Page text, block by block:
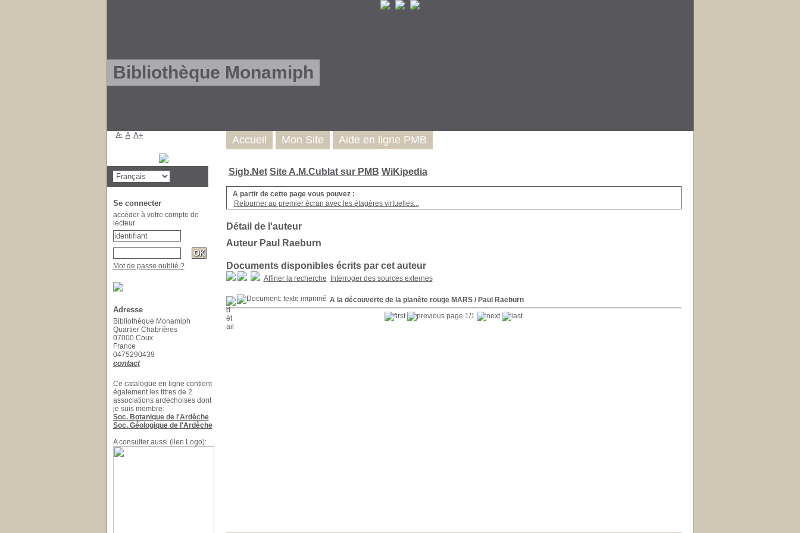
Bibliothèque Monamiph
Sigb.Net Site A.M.Cublat sur PMB WiKipedia
A partir de cette page vous pouvez :
Retourner au premier écran avec les étagères virtuelles...
Détail de l'auteur
Auteur Paul Raeburn
Documents disponibles écrits par cet auteur
Affiner la recherche Interroger des sources externes
A la découverte de la planète rouge MARS/ Paul Raeburn
page 1/1
Accueil Mon Site Aide en ligne PMB
A- A A+
Se connecter
accéder à votre compte de
lecteur
Mot de passe oublié ?
Adresse
Bibliothèque Monamiph
Quartier Chabrières
07000 Coux
France
0475290439
contact
Ce catalogue en ligne contient
également les titres de 2
associations ardèchoises dont
je suis membre:
Soc. Botanique de l'Ardèche
Soc. Géologique de l'Ardèche
A consulter aussi (lien Logo):